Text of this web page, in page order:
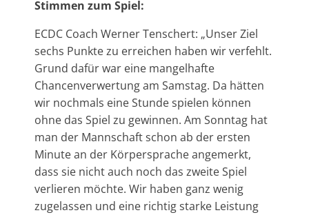
Stimmen zum Spiel:
ECDC Coach Werner Tenschert: „Unser Ziel
sechs Punkte zu erreichen haben wir verfehlt.
Grund dafür war eine mangelhafte
Chancenverwertung am Samstag. Da hätten
wir nochmals eine Stunde spielen können
ohne das Spiel zu gewinnen. Am Sonntag hat
man der Mannschaft schon ab der ersten
Minute an der Körpersprache angemerkt,
dass sie nicht auch noch das zweite Spiel
verlieren möchte. Wir haben ganz wenig
zugelassen und eine richtig starke Leistung